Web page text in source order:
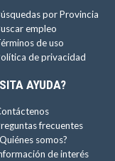
por Provincia
empleo
de uso
de privacidad
AYUDA?
frecuentes
somos?
de interés